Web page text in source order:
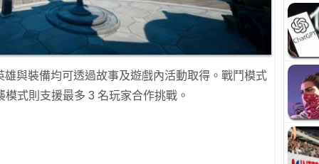
與裝備均可透過故事及遊戲內活動取得。戰鬥模式
式則支援最多 3 名玩家合作挑戰。